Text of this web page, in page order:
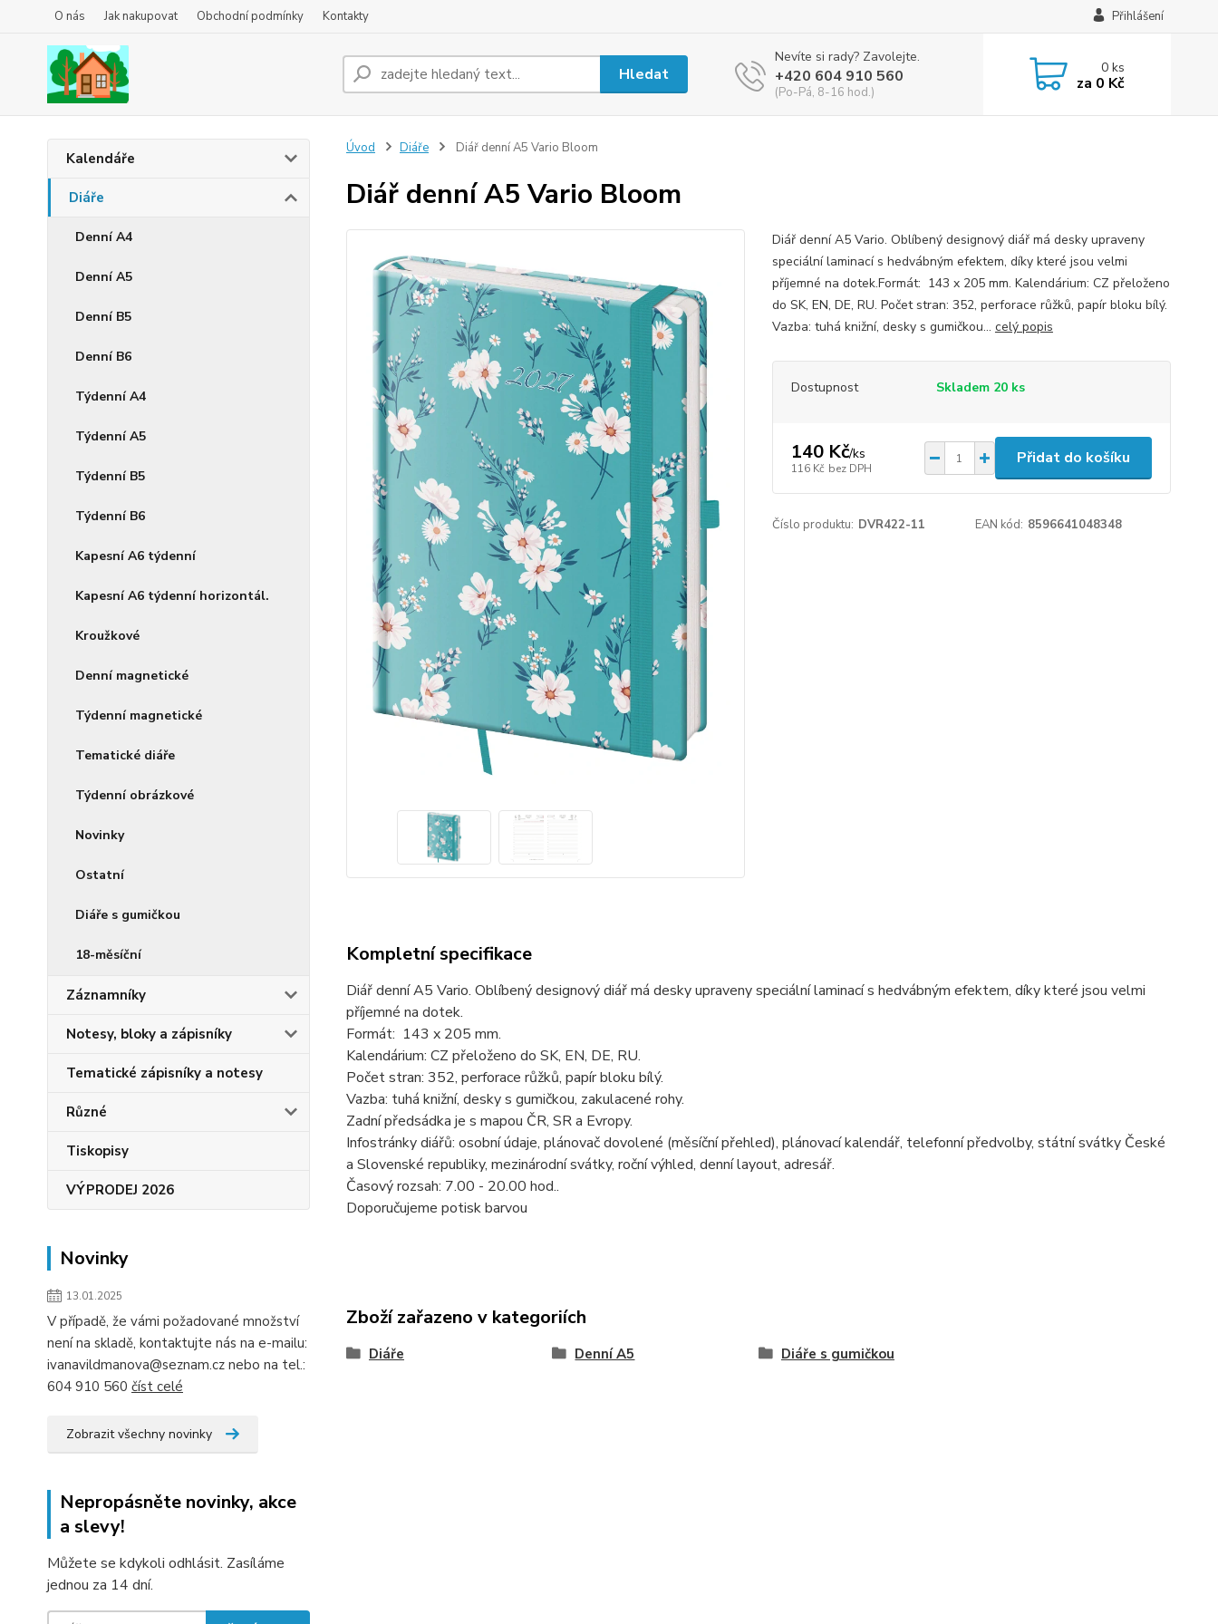
O nás Jak nakupovat Obchodní podmínky Kontakty Přihlášení
Hledat
Nevíte si rady? Zavolejte.
+420 604 910 560
(Po-Pá, 8-16 hod.)
0ks
za 0 Kč
Kalendáře
Diáře
Denní A4
Denní A5
Denní B5
Denní B6
Týdenní A4
Týdenní A5
Týdenní B5
Týdenní B6
Kapesní A6 týdenní
Kapesní A6 týdenní horizontál.
Kroužkové
Denní magnetické
Týdenní magnetické
Tematické diáře
Týdenní obrázkové
Novinky
Ostatní
Diáře s gumičkou
18-měsíční
Záznamníky
Notesy, bloky a zápisníky
Tematické zápisníky a notesy
Různé
Tiskopisy
VÝPRODEJ 2026
Novinky
13.01.2025
V případě, že vámi požadované množství
není na skladě, kontaktujte nás na e-mailu:
ivanavildmanova@seznam.cz nebo na tel.:
604 910 560 číst celé
Zobrazit všechny novinky
Nepropásněte novinky, akce
a slevy!
Můžete se kdykoli odhlásit. Zasíláme
jednou za 14 dní.
Úvod Diáře Diář denní A5 Vario Bloom
Diář denní A5 Vario Bloom
Diář denní A5 Vario. Oblíbený designový diář má desky upraveny
speciální laminací s hedvábným efektem, díky které jsou velmi
příjemné na dotek.Formát: 143 x 205 mm. Kalendárium: CZ přeloženo
do SK, EN, DE, RU. Počet stran: 352, perforace růžků, papír bloku bílý.
Vazba: tuhá knižní, desky s gumičkou... celý popis
Dostupnost Skladem 20 ks
140 Kč/ks
116 Kč bez DPH
Přidat do košíku
Číslo produktu: DVR422-11 EAN kód: 8596641048348
Kompletní specifikace
Diář denní A5 Vario. Oblíbený designový diář má desky upraveny speciální laminací s hedvábným efektem, díky které jsou velmi
příjemné na dotek.
Formát: 143 x 205 mm.
Kalendárium: CZ přeloženo do SK, EN, DE, RU.
Počet stran: 352, perforace růžků, papír bloku bílý.
Vazba: tuhá knižní, desky s gumičkou, zakulacené rohy.
Zadní předsádka je s mapou ČR, SR a Evropy.
Infostránky diářů: osobní údaje, plánovač dovolené (měsíční přehled), plánovací kalendář, telefonní předvolby, státní svátky České
a Slovenské republiky, mezinárodní svátky, roční výhled, denní layout, adresář.
Časový rozsah: 7.00 - 20.00 hod..
Doporučujeme potisk barvou
Zboží zařazeno v kategoriích
Diáře Denní A5 Diáře s gumičkou